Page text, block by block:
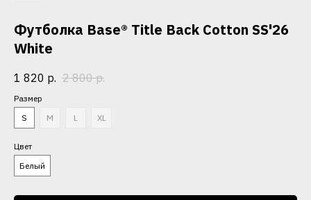
Футболка Base® Title Back Cotton SS'26
White
1 820 р. 2 800 р.
Размер
S
M L XL
Цвет
Белый